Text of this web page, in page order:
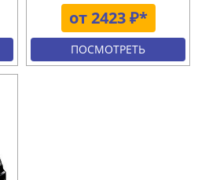
от 2423 ₽*
ПОСМОТРЕТЬ